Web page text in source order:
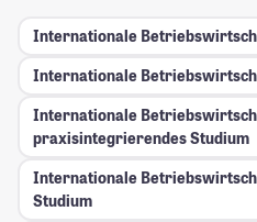
Internationale
Internationale
Internationale
praxisintegrierendes Studium
Internationale
Studium